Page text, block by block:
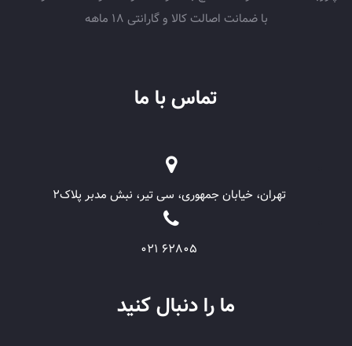
با ضمانت اصالت کالا و گارانتی 18 ماهه
تماس با ما
تهران، خیابان جمهوری، سی تیر، نبش مدبر پلاک۲
62805 021
ما را دنبال کنید